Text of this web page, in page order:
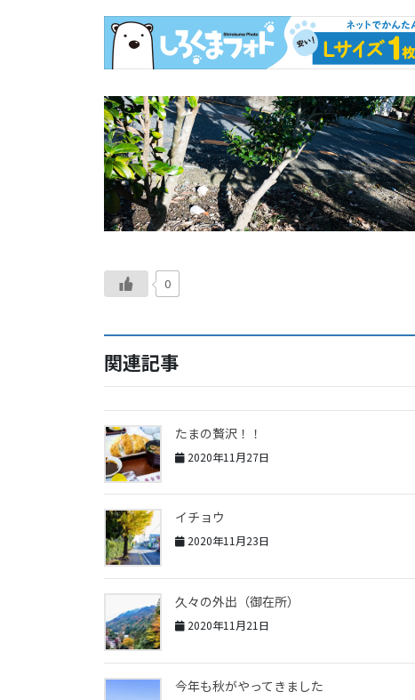
0
関連記事
たまの贅沢！！
2020年11月27日
イチョウ
2020年11月23日
久々の外出（御在所）
2020年11月21日
今年も秋がやってきました